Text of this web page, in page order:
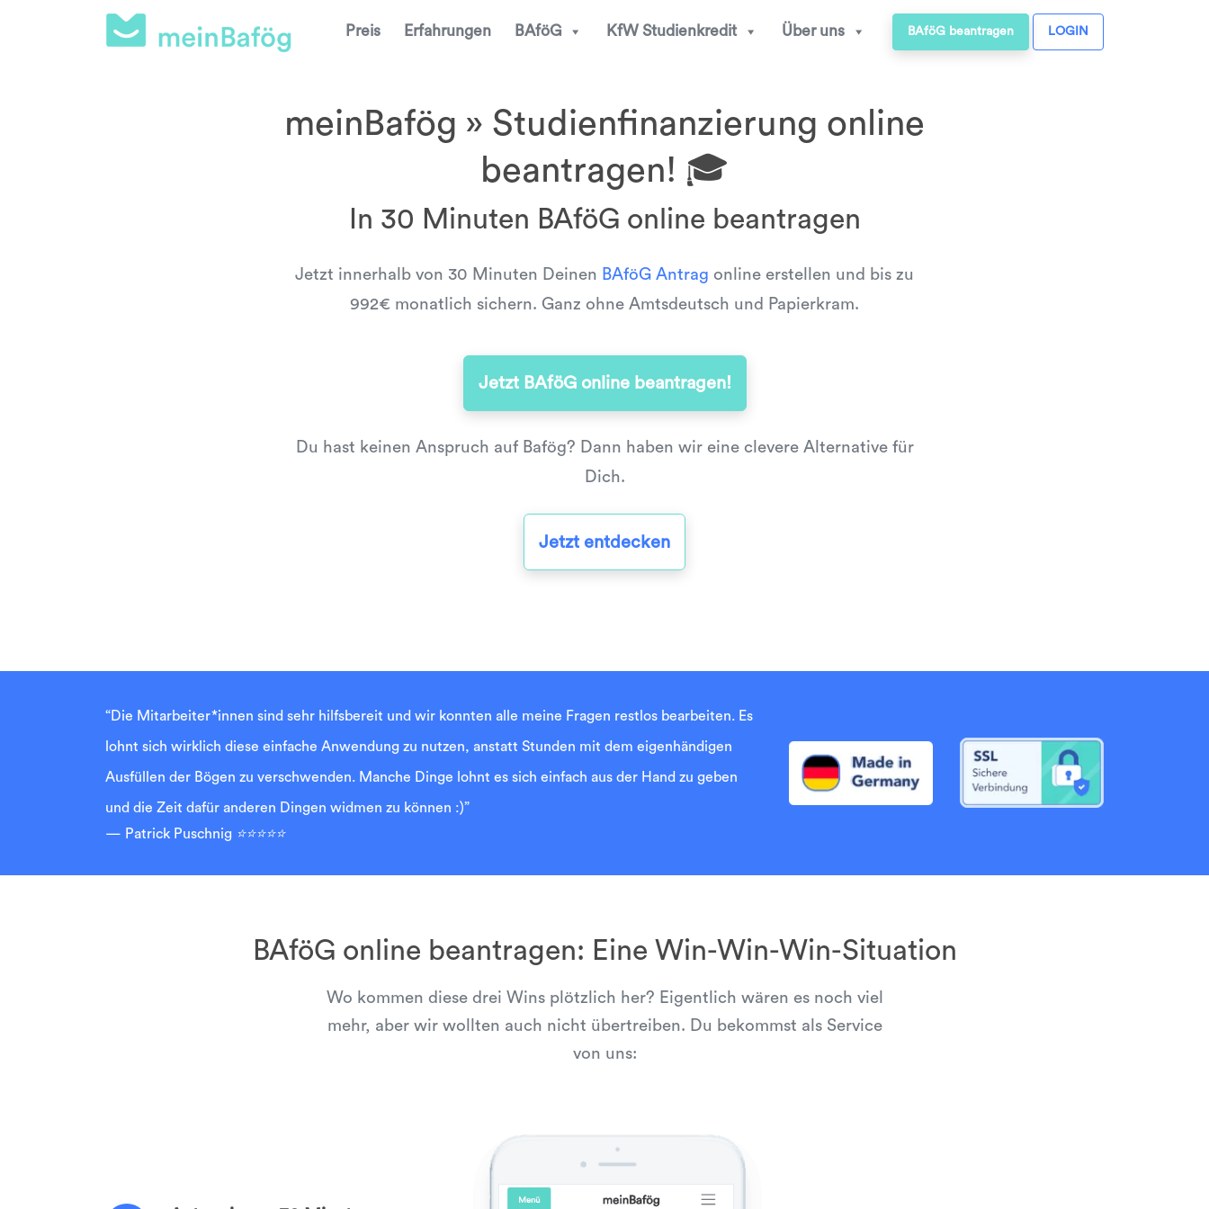
Preis Erfahrungen BAföG LOGIN
BAföG beantragen
KfW Studienkredit Über uns
meinBafög » Studienfinanzierung online
beantragen! 🎓
In 30 Minuten BAföG online beantragen
Jetzt innerhalb von 30 Minuten Deinen BAföG Antrag online erstellen und bis zu
992€ monatlich sichern. Ganz ohne Amtsdeutsch und Papierkram.
Jetzt BAföG online beantragen!
Du hast keinen Anspruch auf Bafög? Dann haben wir eine clevere Alternative für
Dich.
Jetzt entdecken
“Die Mitarbeiter*innen sind sehr hilfsbereit und wir konnten alle meine Fragen restlos bearbeiten. Es
lohnt sich wirklich diese einfache Anwendung zu nutzen, anstatt Stunden mit dem eigenhändigen
Ausfüllen der Bögen zu verschwenden. Manche Dinge lohnt es sich einfach aus der Hand zu geben
und die Zeit dafür anderen Dingen widmen zu können :)”
Patrick Puschnig ⭐⭐⭐⭐⭐
BAföG online beantragen: Eine Win-Win-Win-Situation
Wo kommen diese drei Wins plötzlich her? Eigentlich wären es noch viel
mehr, aber wir wollten auch nicht übertreiben. Du bekommst als Service
von uns: